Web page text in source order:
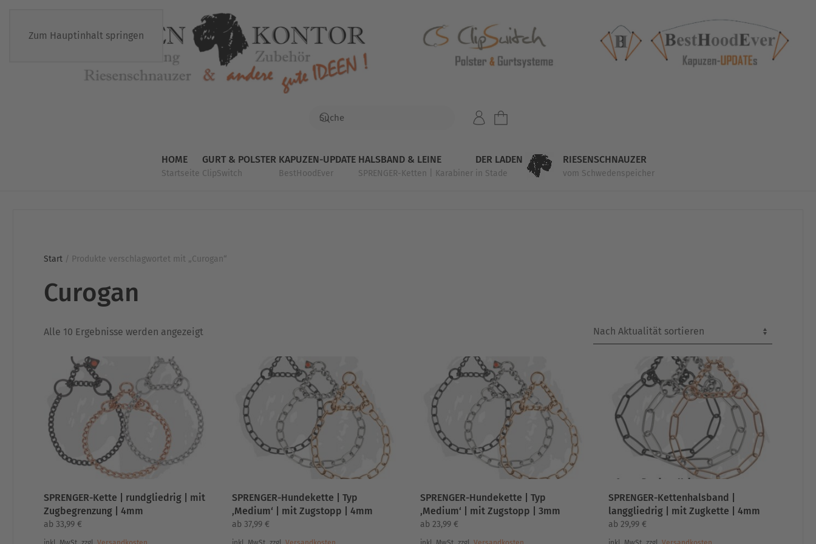
Zum Hauptinhalt springen
HOME
Startseite
GURT & POLSTER
ClipSwitch
KAPUZEN-UPDATE
BestHoodEver
HALSBAND & LEINE
SPRENGER-Ketten | Karabiner
DER LADEN
in Stade
RIESENSCHNAUZER
vom Schwedenspeicher
Start / Produkte verschlagwortet mit „Curogan“
Curogan
Alle 10 Ergebnisse werden angezeigt
SPRENGER-Kette | rundgliedrig | mit
Zugbegrenzung | 4mm
ab 33,99 €
SPRENGER-Hundekette | Typ
‚Medium‘ | mit Zugstopp | 4mm
ab 37,99 €
SPRENGER-Hundekette | Typ
‚Medium‘ | mit Zugstopp | 3mm
ab 23,99 €
SPRENGER-Kettenhalsband |
langgliedrig | mit Zugkette | 4mm
ab 29,99 €